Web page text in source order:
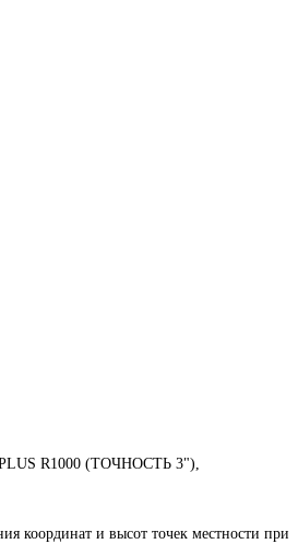
R1000 (ТОЧНОСТЬ 3"),
координат и высот точек местности при